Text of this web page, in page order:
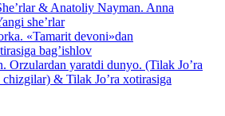
& Anatoliy Nayman. Anna
she’rlar
«Tamarit devoni»dan
bag’ishlov
Orzulardan yaratdi dunyo. (Tilak Jo’ra
& Tilak Jo’ra xotirasiga